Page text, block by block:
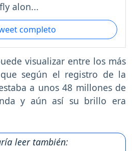
alon...
completo
visualizar entre los más
según el registro de la
a unos 48 millones de
y aún así su brillo era
leer también: